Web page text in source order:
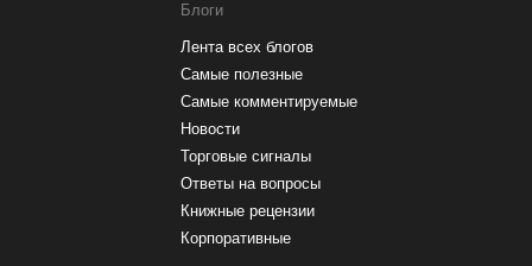
Блоги
Лента всех блогов
Самые полезные
Самые комментируемые
Новости
Торговые сигналы
Ответы на вопросы
Книжные рецензии
Корпоративные